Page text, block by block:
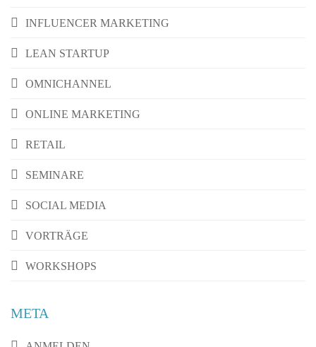
INFLUENCER MARKETING
LEAN STARTUP
OMNICHANNEL
ONLINE MARKETING
RETAIL
SEMINARE
SOCIAL MEDIA
VORTRÄGE
WORKSHOPS
META